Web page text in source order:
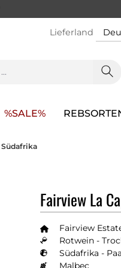
Lieferland
%SALE%
Südafrika
Fairview La
Fairview
Rotwein -
Südafrika -
Malbec